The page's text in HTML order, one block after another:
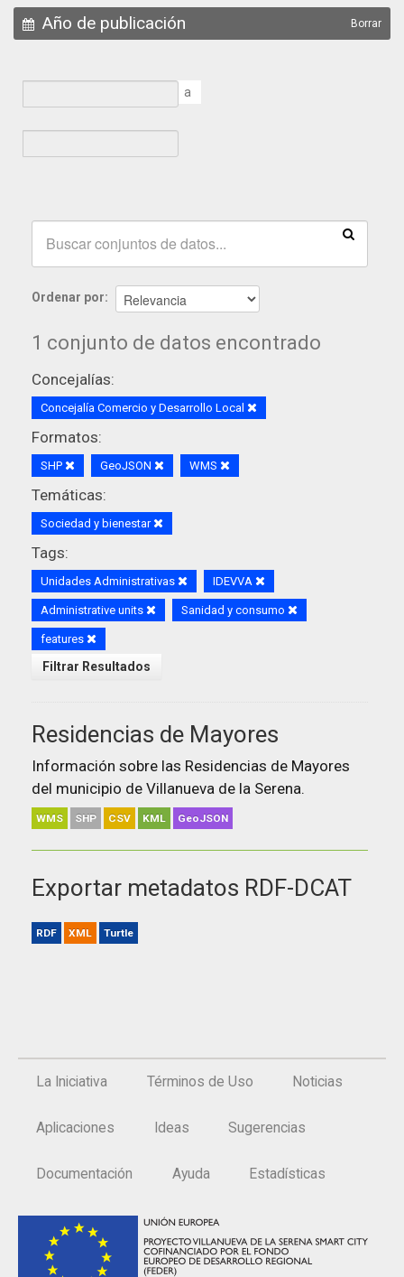
Año de publicación Borrar
a
Ordenar por
1 conjunto de datos encontrado
Concejalías:
Concejalía Comercio y Desarrollo Local
Formatos:
SHP GeoJSON WMS
Temáticas:
Sociedad y bienestar
Tags:
Unidades Administrativas IDEVVA
Administrative units Sanidad y consumo
features
Filtrar Resultados
Residencias de Mayores
Información sobre las Residencias de Mayores
del municipio de Villanueva de la Serena.
WMS SHP CSV KML GeoJSON
Exportar metadatos RDF-DCAT
RDF XML Turtle
La Iniciativa Términos de Uso Noticias
Aplicaciones Ideas Sugerencias
Documentación Ayuda Estadísticas